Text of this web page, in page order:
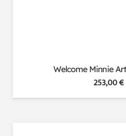
Welcome Minnie
253,00€